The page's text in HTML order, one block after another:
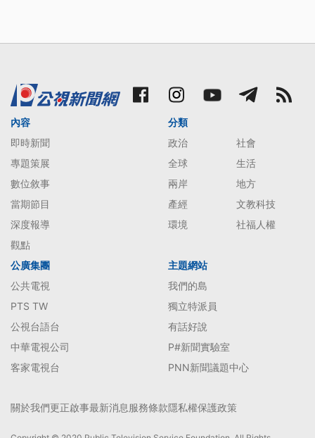
內容
即時新聞
專題策展
數位敘事
當期節目
深度報導
觀點
分類
政治
社會
全球
生活
兩岸
地方
產經
文教科技
環境
社福人權
公廣集團
公共電視
PTS TW
公視台語台
中華電視公司
客家電視台
主題網站
我們的島
獨立特派員
有話好說
P#新聞實驗室
PNN新聞議題中心
關於我們更正啟事最新消息服務條款隱私權保護政策